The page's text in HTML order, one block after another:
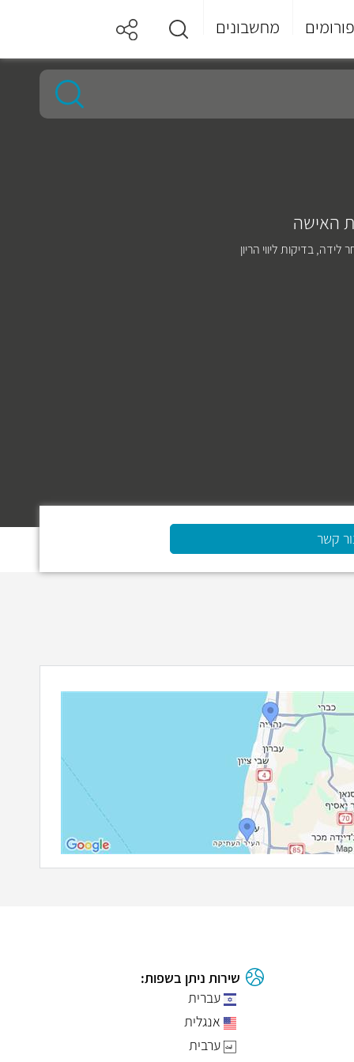
פורומים מחשבונים
האישה
לידה,בדיקות ליווי הריון
קשר
שירות ניתן בשפות:
עברית
אנגלית
ערבית